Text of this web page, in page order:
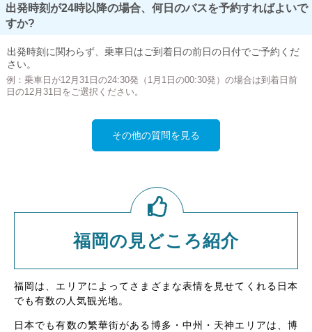
出発時刻が24時以降の場合、何日のバスを予約すればよいで
すか?
出発時刻に関わらず、乗車日はご到着日の前日の日付でご予約くだ
さい。
例：乗車日が12月31日の24:30発（1月1日の00:30発）の場合は到着日前
日の12月31日をご選択ください。
その他の質問を見る
福岡の見どころ紹介
福岡は、エリアによってさまざまな表情を見せてくれる日本
でも有数の人気観光地。
日本でも有数の繁華街がある博多・中州・天神エリアは、博